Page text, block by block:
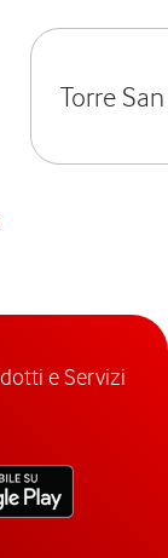
Torre
e Servizi